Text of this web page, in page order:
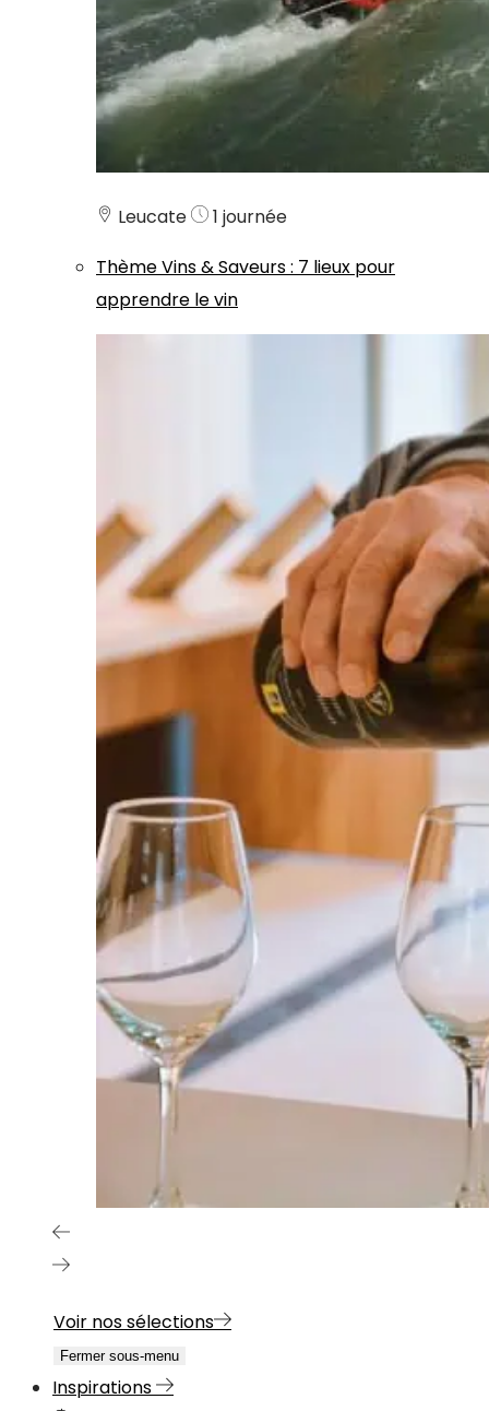
Leucate
1 journée
ThèmeVins & Saveurs: 7 lieux pour
apprendre le vin
Voir nos sélections
Fermer sous-menu
Inspirations